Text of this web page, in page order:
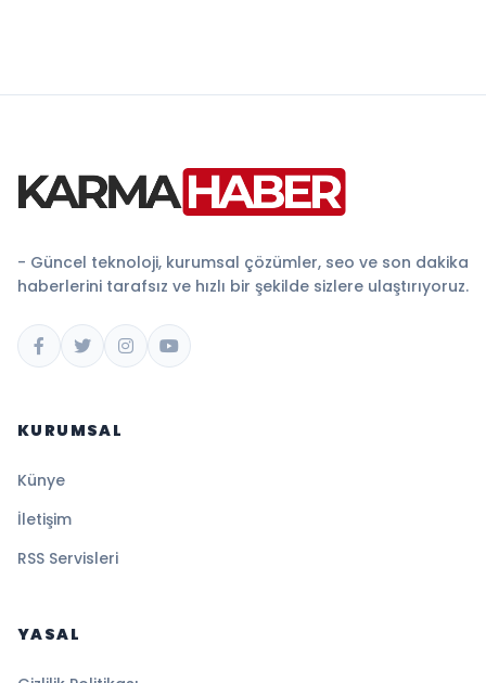
- Güncel teknoloji, kurumsal çözümler, seo ve son dakika
haberlerini tarafsız ve hızlı bir şekilde sizlere ulaştırıyoruz.
KURUMSAL
Künye
İletişim
RSS Servisleri
YASAL